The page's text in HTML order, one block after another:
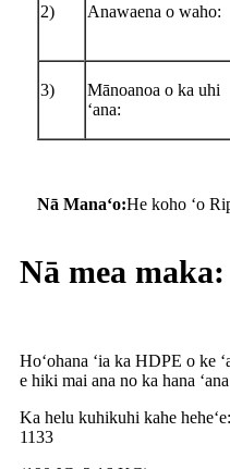
2) Anawaena o waho:
3)
Mānoanoa o ka uhi
ʻana:
Nā Manaʻo:He koho ʻo
Nā mea maka:
Hoʻohana ʻia ka HDPE o ke
e hiki mai ana no ka hana
Ka helu kuhikuhi kahe
1133